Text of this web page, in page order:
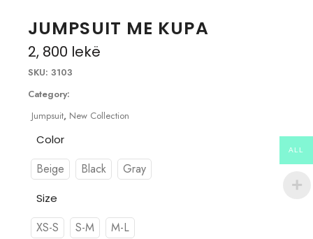
JUMPSUIT ME KUPA
2, 800 lekë
SKU: 3103
Category:
Jumpsuit, New Collection
Color
Beige Black Gray
Size
XS-S S-M M-L
ALL